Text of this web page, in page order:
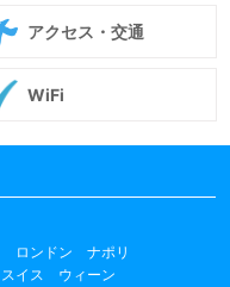
アクセス・交通
WiFi
ロンドン
ナポリ
スイス
ウィーン